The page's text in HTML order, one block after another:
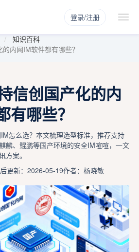
登录/注册
知识百科
内网IM软件都有哪些？
信创国产化的内
有哪些？
怎么选？本文梳理选型标准，推荐支持
麟、鲲鹏等国产环境的安全IM喧喧，一文
方案。
更新：2026-05-19作者：杨晓敏